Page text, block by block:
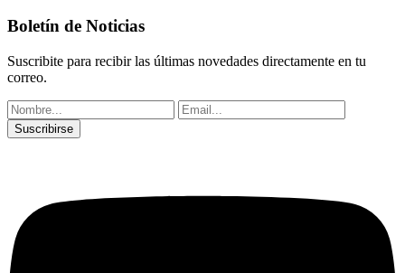
Boletín de Noticias
Suscribite para recibir las últimas novedades directamente en tu
correo.
Suscribirse